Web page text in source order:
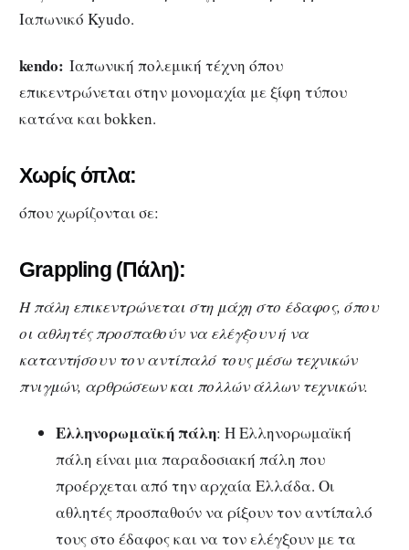
Ιαπωνικό Kyudo.
kendo: Ιαπωνική πολεμική τέχνη όπου
επικεντρώνεται στην μονομαχία με ξίφη τύπου
κατάνα και bokken.
Χωρίς όπλα:
όπου χωρίζονται σε:
Grappling (Πάλη):
Η πάλη επικεντρώνεται στη μάχη στο έδαφος, όπου
οι αθλητές προσπαθούν να ελέγξουν ή να
καταντήσουν τον αντίπαλό τους μέσω τεχνικών
πνιγμών, αρθρώσεων και πολλών άλλων τεχνικών.
Ελληνορωμαϊκή πάλη: Η Ελληνορωμαϊκή
πάλη είναι μια παραδοσιακή πάλη που
προέρχεται από την αρχαία Ελλάδα. Οι
αθλητές προσπαθούν να ρίξουν τον αντίπαλό
τους στο έδαφος και να τον ελέγξουν με τα